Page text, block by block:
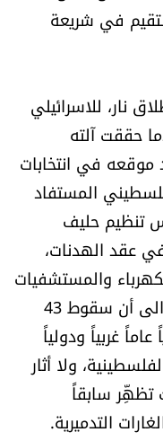
في شريعة
نار، للاسرائيلي
حققت آلته
موقعه في انتخابات
المستفاد
تنظيم حليف
عقد الهدنات،
والمستشفيات
ومقومات الحياة، بل الانتباه أيضاً الى أن سقوط 43
غربياً ودولياً
ولا أثار
تظهِّر سابقاً
التدميرية.